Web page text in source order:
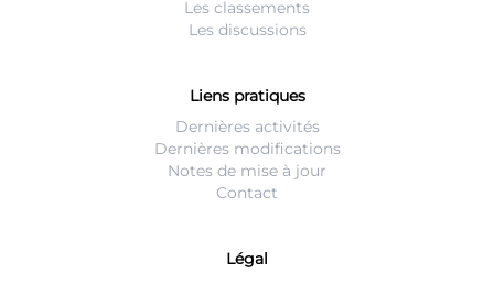
Les classements
Les discussions
Liens pratiques
Dernières activités
Dernières modifications
Notes de mise à jour
Contact
Légal